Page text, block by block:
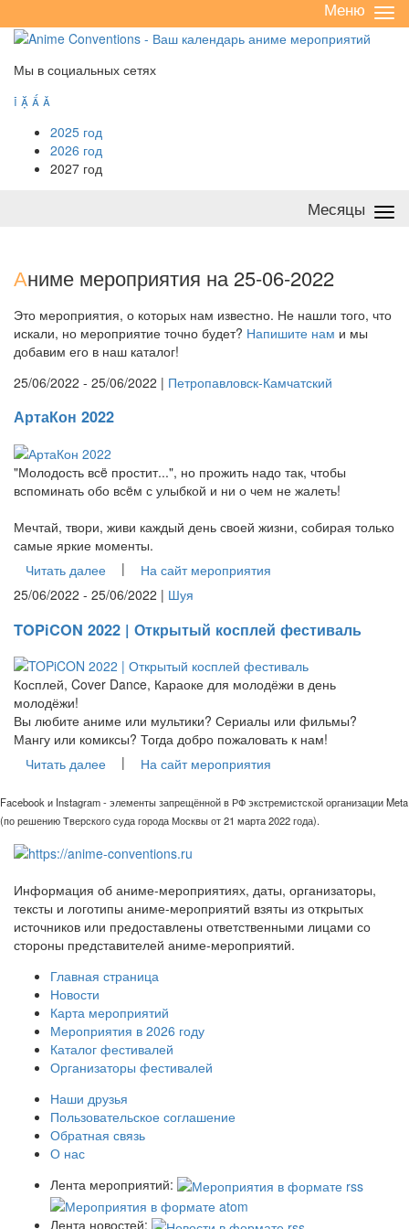
/
Меню
Мы в социальных сетях
   
2025 год
2026 год
2027 год
Месяцы
Аниме мероприятия на 25-06-2022
Это мероприятия, о которых нам известно. Не нашли того, что
искали, но мероприятие точно будет? Напишите нам и мы
добавим его в наш каталог!
25/06/2022 - 25/06/2022 | Петропавловск-Камчатский
АртаКон 2022
"Молодость всë простит...", но прожить надо так, чтобы
вспоминать обо всëм с улыбкой и ни о чем не жалеть!
Мечтай, твори, живи каждый день своей жизни, собирая только
самые яркие моменты.
Читать далее
|
На сайт мероприятия
25/06/2022 - 25/06/2022 | Шуя
TOPiCON 2022 | Открытый косплей фестиваль
Косплей, Cover Dance, Караоке для молодёжи в день
молодёжи!
Вы любите аниме или мультики? Сериалы или фильмы?
Мангу или комиксы? Тогда добро пожаловать к нам!
Читать далее
| На сайт мероприятия
Facebook и Instagram - элементы запрещённой в РФ экстремистской организации Meta
(по решению Тверского суда города Москвы от 21 марта 2022 года).
Информация об аниме-мероприятиях, даты, организаторы,
тексты и логотипы аниме-мероприятий взяты из открытых
источников или предоставлены ответственными лицами со
стороны представителей аниме-мероприятий.
Главная страница
Новости
Карта мероприятий
Мероприятия в 2026 году
Каталог фестивалей
Организаторы фестивалей
Наши друзья
Пользовательское соглашение
Обратная связь
О нас
Лента мероприятий:
Лента новостей: